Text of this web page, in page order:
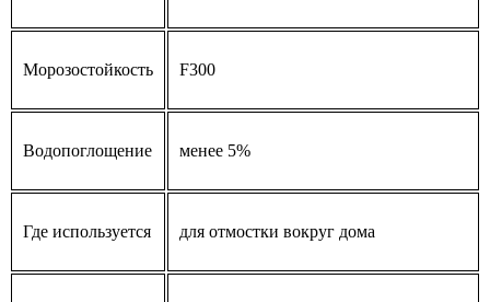
Морозостойкость F300
Водопоглощение менее 5%
Где используется для отмостки вокруг дома